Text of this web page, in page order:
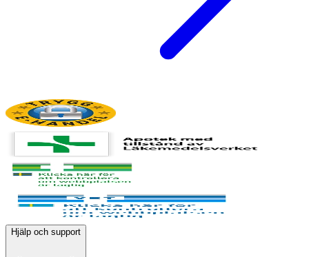
Hjälp och support